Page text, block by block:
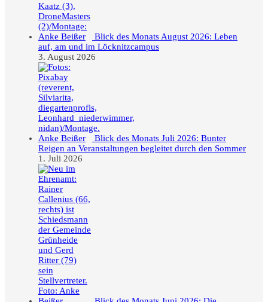
Blick des Monats August 2026: Leben
auf, am und im Löcknitzcampus
3. August 2026
Blick des Monats Juli 2026: Bunter
Reigen an Veranstaltungen begleitet durch den Sommer
1. Juli 2026